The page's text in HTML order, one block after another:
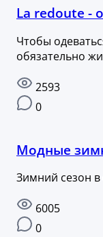
La redoute -
Чтобы
обязательно
2593
0
Модные
Зимний сезон
6005
0